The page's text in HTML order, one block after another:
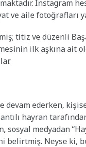
Instagram
ve aile fotoğrafları
titiz ve düzenli
ilk aşkına ait
devam ederken,
hayran
sosyal medyadan
belirtmiş. Neyse ki,